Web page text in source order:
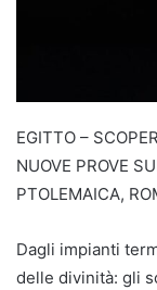
EGITTO –
NUOVE PROVE
PTOLEMAICA,
Dagli impianti
delle divinità: gli